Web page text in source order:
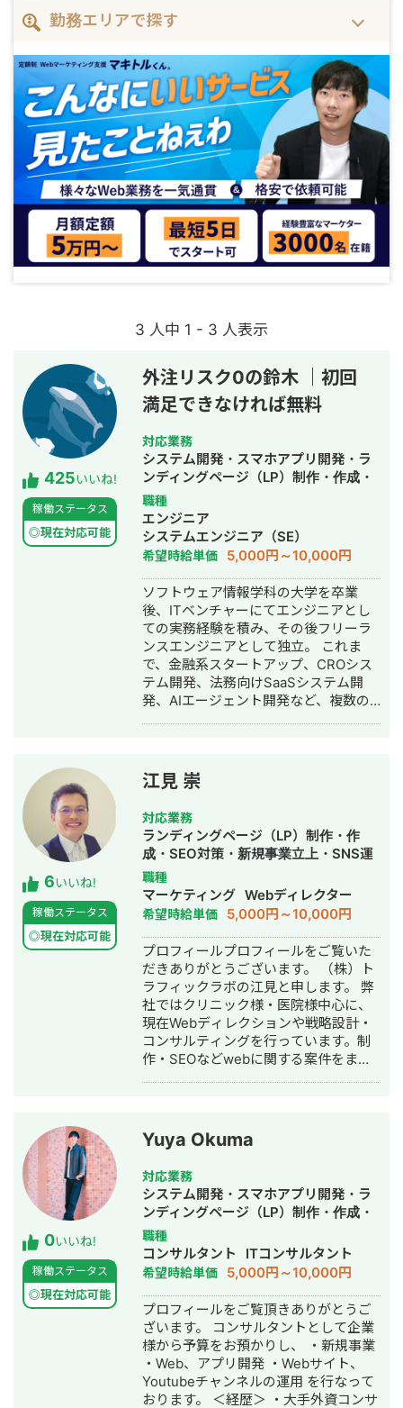
勤務エリアで探す
3 人中 1 - 3 人表示
425いいね!
稼働ステータス
◎現在対応可能
外注リスク0の鈴木 ｜初回
満足できなければ無料
対応業務
システム開発・スマホアプリ開発・ラ
ンディングページ（LP）制作・作成・
ECサイト構築・ネットショップ作成代
行・SEO対策・新規事業立上・SNS運
用代行・記事作成代行・ライティン
グ・翻訳・ホームページ制作・作成・
バナー制作・デザイン・ロゴデザイ
ン・作成・イラスト制作・動画制作・
動画編集・AI活用
職種
エンジニア
システムエンジニア（SE）
希望時給単価 5,000円～10,000円
ソフトウェア情報学科の大学を卒業
後、ITベンチャーにてエンジニアとし
ての実務経験を積み、その後フリーラ
ンスエンジニアとして独立。 これま
で、金融系スタートアップ、CROシス
テム開発、法務向けSaaSシステム開
発、AIエージェント開発など、複数の
得意としており、要件定義、設計、実
装、本番リリース、運用改善まで一貫
して対応しています。 特に、仕様が複
雑な業務システムや、要件がまだ固ま
りきっていない新規開発において、事
業目的を整理しながら、正確にスピー
ド感を持って形にしていくことを強み
としています。 いまはスタートアップ
案件にてAIエージェント開発にも携わ
っており、AI活用した業務効率化、新
機能開発、既存プロダクトへのAI機能
の組み込みなどにも対応しています。
単純に言われたものを作るだけではな
く、事業として使える形に落とし込む
ことを重視し、開発の初期段階からリ
リース後の運用まで伴走しています。
6いいね!
稼働ステータス
◎現在対応可能
江見 崇
対応業務
ランディングページ（LP）制作・作
成・SEO対策・新規事業立上・SNS運
用代行・記事作成代行・ライティン
グ・翻訳・ホームページ制作・作成・
バナー制作・デザイン・ロゴデザイ
ン・作成・イラスト制作・リスティン
グ広告運用代行
職種
マーケティング Webディレクター
希望時給単価 5,000円～10,000円
プロフィールプロフィールをご覧いた
だきありがとうございます。 （株）ト
ラフィックラボの江見と申します。 弊
社ではクリニック様・医院様中心に、
現在Webディレクションや戦略設計・
コンサルティングを行っています。制
作・SEOなどwebに関する案件をまる
また、常にレスを早めに対応を心がけ
ておりまして24時間365日対応が可能
です。 実際、弊社は地域名＋施術で上
位表示が得意得意で、かなりの施術名
をハックしています。 また、医療広告
ガイドライン、薬機法にも対応した知
見もあり安全性にも対応しておりま
す。 ■実績■ ・某美容系ビックワード
で圏外→10位以内（半年） ・美容施術
系ビッグワード 2位 ・新規患者数PV
が3ヶ月で２倍 ・半年で新規患者数が
1.5倍！
0いいね!
稼働ステータス
◎現在対応可能
Yuya Okuma
対応業務
システム開発・スマホアプリ開発・ラ
ンディングページ（LP）制作・作成・
Youtubeチャンネル運営代行・立ち上
げ・ECサイト構築・ネットショップ作
成代行・SEO対策・新規事業立上・記
事作成代行・ライティング・翻訳・ホ
ームページ制作・作成・リスティング
広告運用代行・オウンドメディア制
作・構築・運用代行・動画制作・動画
編集
職種
コンサルタント ITコンサルタント
希望時給単価 5,000円～10,000円
プロフィールをご覧頂きありがとうご
ざいます。 コンサルタントとして企業
様から予算をお預かりし、 ・新規事業
・Web、アプリ開発 ・Webサイト、
Youtubeチャンネルの運用 を行なって
おります。 ＜経歴＞ ・大手外資コンサ